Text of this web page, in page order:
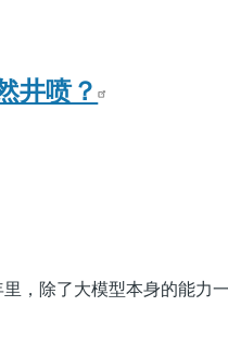
井喷？
，除了大模型本身的能力